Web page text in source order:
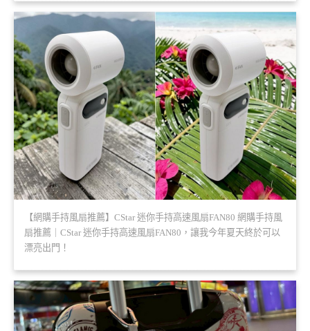
【網購手持風扇推薦】CStar 迷你手持高速風扇FAN80 網購手持風
扇推薦｜CStar 迷你手持高速風扇FAN80，讓我今年夏天終於可以
漂亮出門！